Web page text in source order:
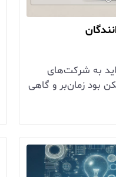
به شرکت‌های
بود زمان‌بر و گاهی